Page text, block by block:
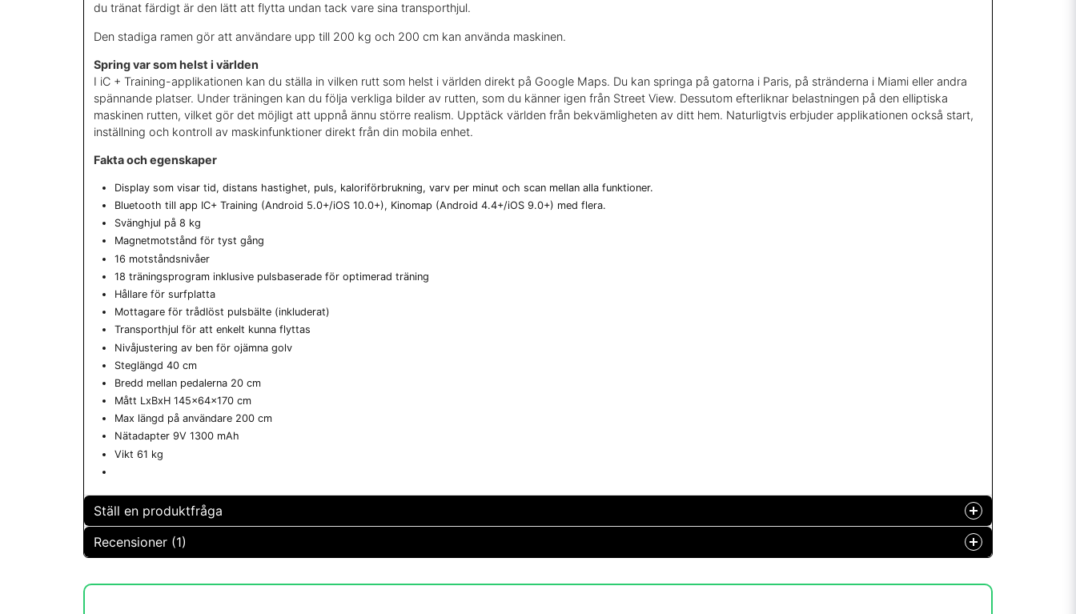
du tränat färdigt är den lätt att flytta undan tack vare sina transporthjul.
Den stadiga ramen gör att användare upp till 200 kg och 200 cm kan använda maskinen.
Spring var som helst i världen
I iC + Training-applikationen kan du ställa in vilken rutt som helst i världen direkt på Google Maps. Du kan springa på gatorna i Paris, på stränderna i Miami eller andra
spännande platser. Under träningen kan du följa verkliga bilder av rutten, som du känner igen från Street View. Dessutom efterliknar belastningen på den elliptiska
maskinen rutten, vilket gör det möjligt att uppnå ännu större realism. Upptäck världen från bekvämligheten av ditt hem. Naturligtvis erbjuder applikationen också start,
inställning och kontroll av maskinfunktioner direkt från din mobila enhet.
Fakta och egenskaper
Display som visar tid, distans hastighet, puls, kaloriförbrukning, varv per minut och scan mellan alla funktioner.
Bluetooth till app IC+ Training (Android 5.0+/iOS 10.0+), Kinomap (Android 4.4+/iOS 9.0+) med flera.
Svänghjul på 8 kg
Magnetmotstånd för tyst gång
16 motståndsnivåer
18 träningsprogram inklusive pulsbaserade för optimerad träning
Hållare för surfplatta
Mottagare för trådlöst pulsbälte (inkluderat)
Transporthjul för att enkelt kunna flyttas
Nivåjustering av ben för ojämna golv
Steglängd 40 cm
Bredd mellan pedalerna 20 cm
Mått LxBxH 145x64x170 cm
Max längd på användare 200 cm
Nätadapter 9V 1300 mAh
Vikt 61 kg
Ställ en produktfråga
question
Fråga oss något om denna produkten...
Recensioner (1)
Margareta